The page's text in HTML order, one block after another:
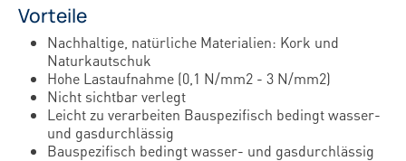
Vorteile
Nachhaltige, natürliche Materialien: Kork und
Naturkautschuk
Hohe Lastaufnahme (0,1 N/mm2 - 3 N/mm2)
Nicht sichtbar verlegt
Leicht zu verarbeiten Bauspezifisch bedingt wasser-
und gasdurchlässig
Bauspezifisch bedingt wasser- und gasdurchlässig